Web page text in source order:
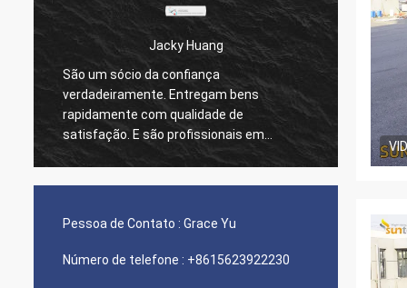
Jacky Huang
da confiança
Entregam bens
com qualidade de
são profissionais em
de alta temperatura,
Nós temos trabalhado com
mais de 10 anos, eles
qualidade estável sempre. Tratam cada
único pedido de nós
feliz trabalhar de qualquer
Pessoa de Contato : Grace Yu
Número de telefone : +8615623922230